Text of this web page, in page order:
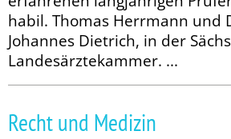
habil. Thomas Herrmann und
Johannes Dietrich, in der
Landesärztekammer. ...
Recht und Medizin